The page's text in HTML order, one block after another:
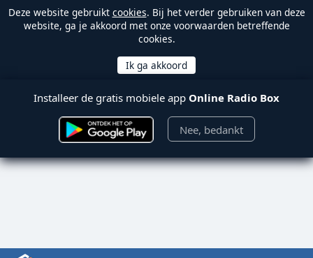
Deze website gebruikt cookies. Bij het verder gebruiken van deze
website, ga je akkoord met onze voorwaarden betreffende
cookies.
Installeer de gratis mobiele app Online Radio Box
Nee, bedankt